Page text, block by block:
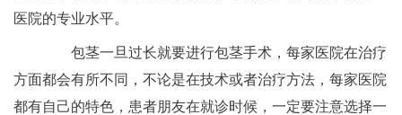
医院的专业水平。
包茎一旦过长就要进行包茎手术，每家医院在治疗
方面都会有所不同，不论是在技术或者治疗方法，每家医院
都有自己的特色，患者朋友在就诊时候，一定要注意选择一